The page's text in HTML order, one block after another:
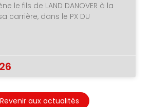
le fils de LAND DANOVER à la
carrière, dans le PX DU
Revenir aux actualités